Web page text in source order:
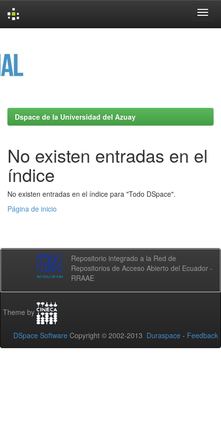
Dspace de la Universidad del Azuay
No existen entradas en el
índice
No existen entradas en el índice para "Todo DSpace".
Página de inicio
Repositorio integrado a la Red de
Repositorios de Acceso Abierto del Ecuador -
RRAAE
Theme by
DSpace Software Copyright © 2002-2013 Duraspace - Feedback